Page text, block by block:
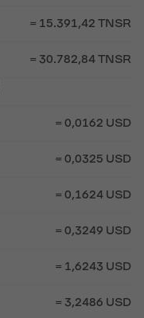
= 15.391,42 TNSR
= 30.782,84 TNSR
= 0,0162 USD
= 0,0325 USD
= 0,1624 USD
= 0,3249 USD
= 1,6243 USD
= 3,2486 USD